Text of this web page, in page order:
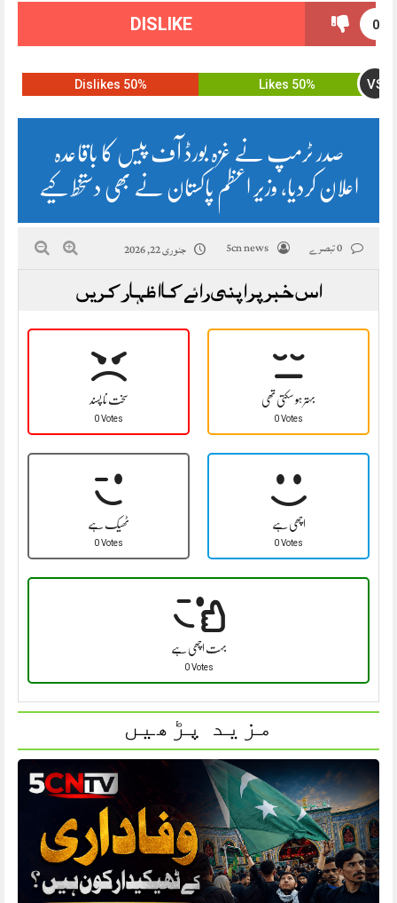
0
DISLIKE
50% Likes VS
50% Dislikes
صدر ٹرمپ نے غزہ بورڈ آف پیس کا باقاعدہ
اعلان کردیا، وزیر اعظم پاکستان نے بھی دستخط کیے
5cn news جنوری 22, 2026
اس خبر پر اپنی رائے کا اظہار کریں
سخت نا پسند
0 Votes
بہتر ہو سکتی تھی
0 Votes
ٹھیک ہے
0 Votes
اچھی ہے
0 Votes
بہت اچھی ہے
0 Votes
مزید پڑھیں